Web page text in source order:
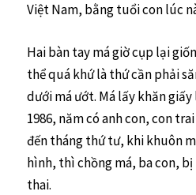
Việt Nam, bằng tuổi con lúc
Hai bàn tay má giờ cụp lại
thể quá khứ là thứ cần phải
dưới má ướt. Má lấy khăn
1986, năm có anh con, con
đến tháng thứ tư, khi khuôn
hình, thì chồng má, ba con,
thai.